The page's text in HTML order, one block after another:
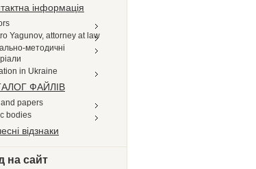
інформація
Yagunov, attorney at law
методичні
in Ukraine
ФАЙЛІВ
and papers
bodies
відзнаки
на сайт